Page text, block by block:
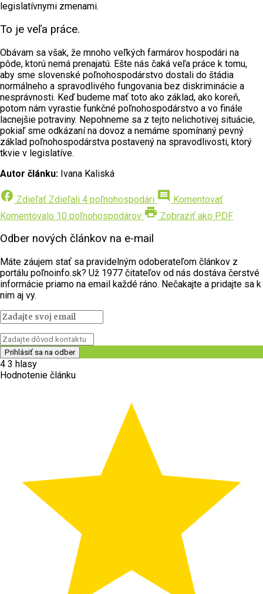
legislatívnymi zmenami.
To je veľa práce.
Obávam sa však, že mnoho veľkých farmárov hospodári na
pôde, ktorú nemá prenajatú. Ešte nás čaká veľa práce k tomu,
aby sme slovenské poľnohospodárstvo dostali do štádia
normálneho a spravodlivého fungovania bez diskriminácie a
nesprávnosti. Keď budeme mať toto ako základ, ako koreň,
potom nám vyrastie funkčné poľnohospodárstvo a vo finále
lacnejšie potraviny. Nepohneme sa z tejto nelichotivej situácie,
pokiaľ sme odkázaní na dovoz a nemáme spomínaný pevný
základ poľnohospodárstva postavený na spravodlivosti, ktorý
tkvie v legislatíve.
Autor článku: Ivana Kaliská
facebook Zdieľať Zdieľali 4 poľnohospodári comment Komentovať
Komentovalo 10 poľnohospodárov print Zobraziť ako PDF
Odber nových článkov na e-mail
Máte záujem stať sa pravidelným odoberateľom článkov z
portálu poľnoinfo.sk? Už 1977 čitateľov od nás dostáva čerstvé
informácie priamo na email každé ráno. Nečakajte a pridajte sa k
nim aj vy.
4 3 hlasy
Hodnotenie článku